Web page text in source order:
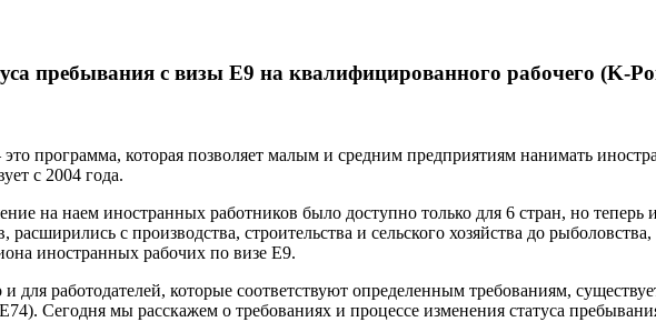
пребывания с визы E9 на квалифицированного рабочего (K-
программа, которая позволяет малым и средним предприятиям нанимать
с 2004 года.
на наем иностранных работников было доступно только для 6 стран, но
с производства, строительства и сельского хозяйства до
иностранных рабочих по визе E9.
для работодателей, которые соответствуют определенным требованиям,
Сегодня мы расскажем о требованиях и процессе изменения статуса